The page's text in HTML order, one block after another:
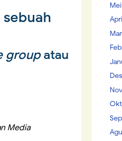
groupatau
Media